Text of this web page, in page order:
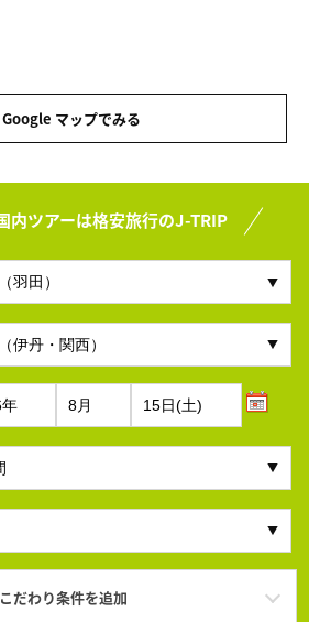
Google マップでみる
内ツアーは格安旅行のJ-TRIP
こだわり条件を追加